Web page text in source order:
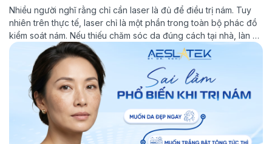
Nhiều người nghĩ rằng chỉ cần laser là đủ để điều trị nám. Tuy
nhiên trên thực tế, laser chỉ là một phần trong toàn bộ phác đồ
kiểm soát nám. Nếu thiếu chăm sóc da đúng cách tại nhà, làn da
sẽ khó ổn định lâu dài và nguy cơ nám tái phát vẫn […]